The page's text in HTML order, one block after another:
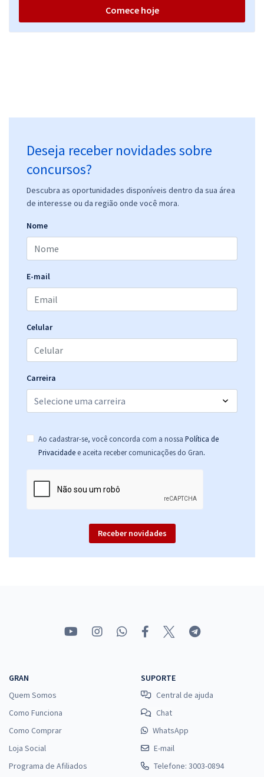
Comece hoje
Deseja receber novidades sobre
concursos?
Descubra as oportunidades disponíveis dentro da sua área
de interesse ou da região onde você mora.
Nome
E-mail
Celular
Carreira
Ao cadastrar-se, você concorda com a nossa Política de
Privacidade e aceita receber comunicações do Gran.
Receber novidades
GRAN
Quem Somos
Como Funciona
Como Comprar
Loja Social
Programa de Afiliados
SUPORTE
Central de ajuda
Chat
WhatsApp
E-mail
Telefone: 3003-0894